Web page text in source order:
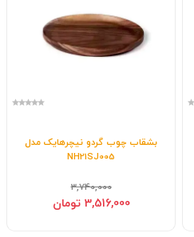
بشقاب چوب گردو نیچرهایک مدل
NH21SJ005
3,740,000
3,516,000 تومان